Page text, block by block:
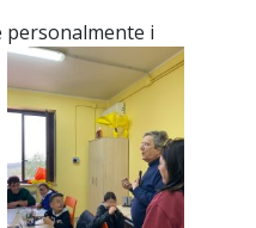
personalmente i